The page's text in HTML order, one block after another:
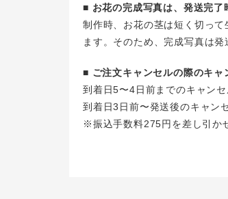
■ お花の完成写真は、発送完了
制作時、お花の茎は短く切っ
ます。そのため、完成写真は発
■ ご注文キャンセルの際のキャ
到着日5〜4日前までのキャン
到着日3日前〜発送後のキャン
※振込手数料275円を差し引か